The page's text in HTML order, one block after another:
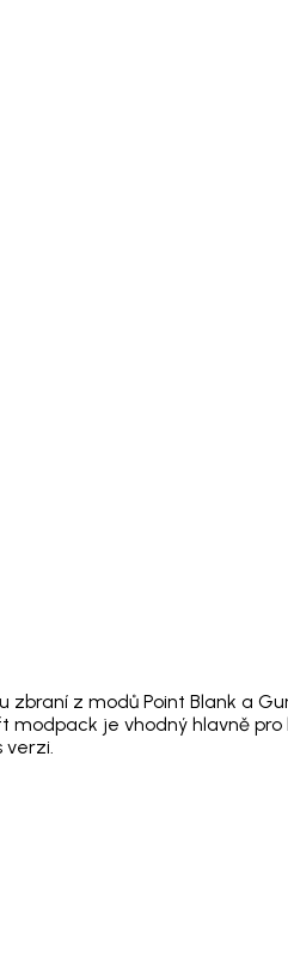
z modů Point Blank a
je vhodný hlavně